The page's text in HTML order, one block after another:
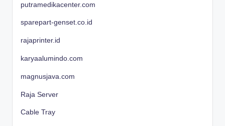
putramedikacenter.com
sparepart-genset.co.id
rajaprinter.id
karyaalumindo.com
magnusjava.com
Raja Server
Cable Tray